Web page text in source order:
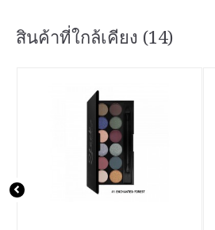
สินค้าที่ใกล้เคียง (14)